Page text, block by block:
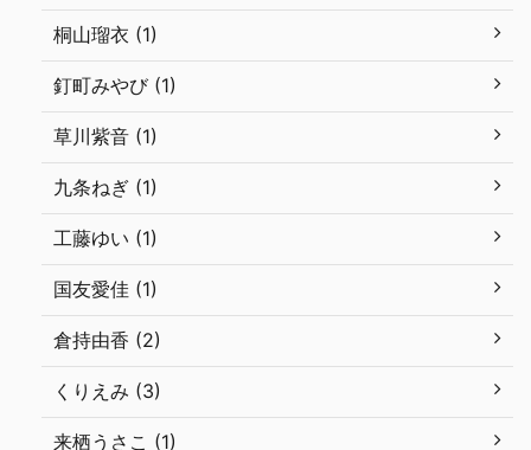
桐山瑠衣 (1)
釘町みやび (1)
草川紫音 (1)
九条ねぎ (1)
工藤ゆい (1)
国友愛佳 (1)
倉持由香 (2)
くりえみ (3)
来栖うさこ (1)